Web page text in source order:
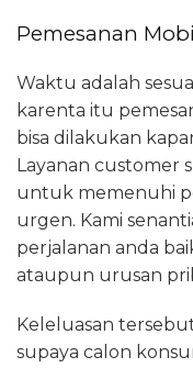
Pemesanan
Waktu adalah
karenta itu
bisa dilakukan
Layanan customer
untuk memenuhi
urgen. Kami
perjalanan anda
ataupun urusan
Keleluasan
supaya calon